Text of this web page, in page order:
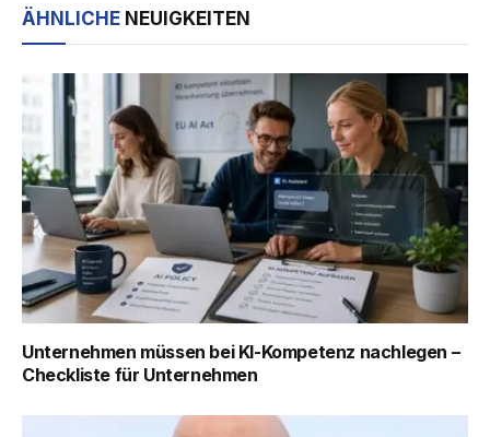
ÄHNLICHE NEUIGKEITEN
Unternehmen müssen bei KI-Kompetenz nachlegen –
Checkliste für Unternehmen